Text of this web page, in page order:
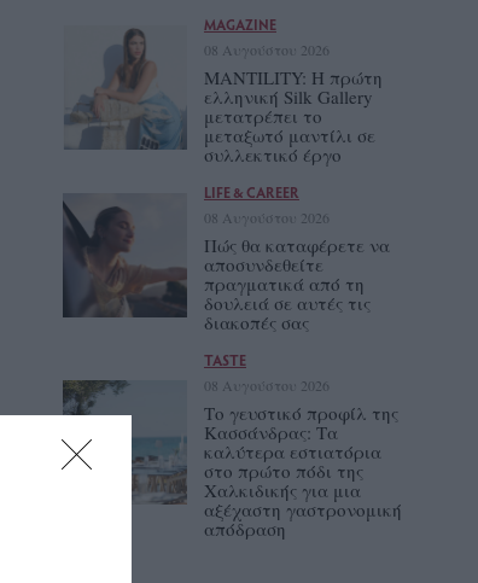
MAGAZINE
08 Αυγούστου 2026
MANTILITY: Η πρώτη
ελληνική Silk Gallery
μετατρέπει το
μεταξωτό μαντίλι σε
συλλεκτικό έργο
LIFE & CAREER
08 Αυγούστου 2026
Πώς θα καταφέρετε να
αποσυνδεθείτε
πραγματικά από τη
δουλειά σε αυτές τις
διακοπές σας
TASTE
08 Αυγούστου 2026
Το γευστικό προφίλ της
Κασσάνδρας: Τα
καλύτερα εστιατόρια
στο πρώτο πόδι της
Χαλκιδικής για μια
αξέχαστη γαστρονομική
απόδραση